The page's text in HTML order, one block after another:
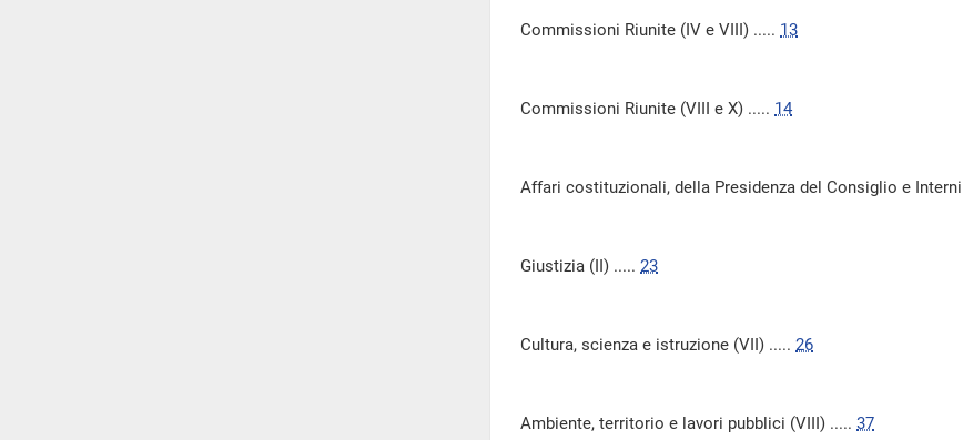
Commissioni Riunite (IV e VIII) ..... 13
Commissioni Riunite (VIII e X) ..... 14
Affari costituzionali, della Presidenza del Consiglio e
Giustizia (II) ..... 23
Cultura, scienza e istruzione (VII) ..... 26
Ambiente, territorio e lavori pubblici (VIII) ..... 37